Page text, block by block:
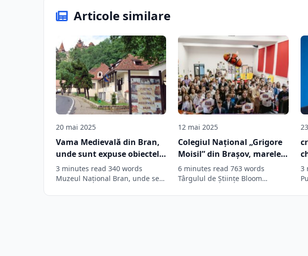
Articole similare
20 mai 2025
Vama Medievală din Bran,
unde sunt expuse obiectele
de patrimoniu care au fost
în Castelul Bran până la
3 minutes read 340 words
Muzeul Naţional Bran, unde se
patrimoniu…
12 mai 2025
Colegiul Național „Grigore
Moisil” din Brașov, marele
câștigător al Târgului de
Științe „Bloom Science”.
6 minutes read 763 words
Târgulul de Științe Bloom
educațional desfășurat…
3